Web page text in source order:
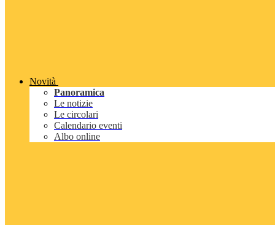
Novità
Panoramica
Le notizie
Le circolari
Calendario eventi
Albo online